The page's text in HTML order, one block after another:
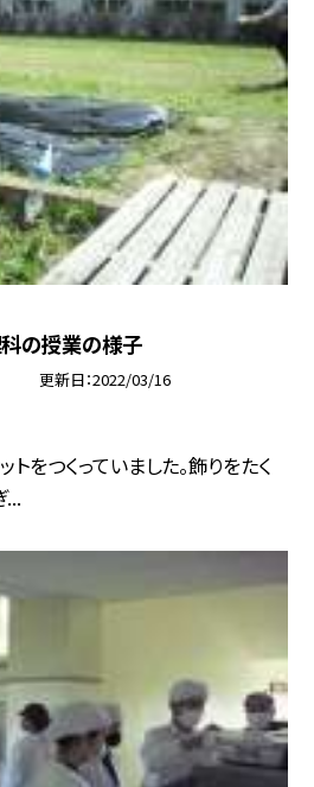
の授業の様子
更新日 2022/03/16
をつくっていました。飾りをたく
...